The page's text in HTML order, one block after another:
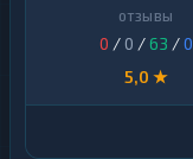
0 / 0 /63 /0
5,0 ★